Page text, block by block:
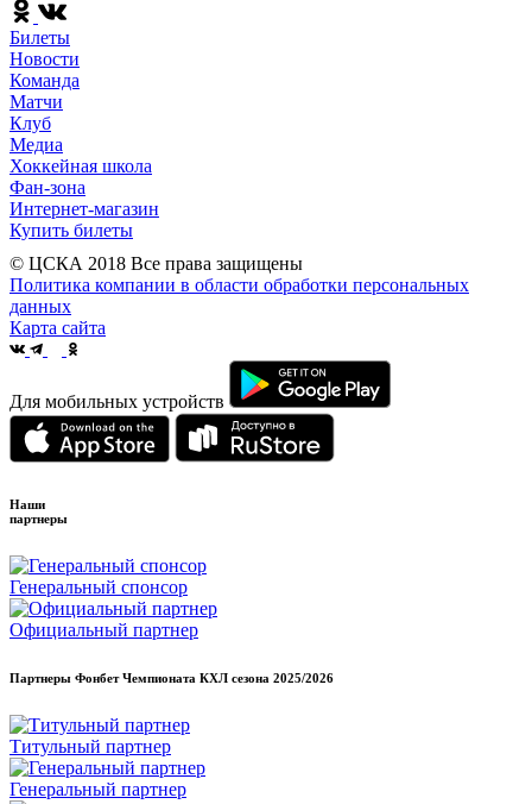
Билеты
Новости
Команда
Матчи
Клуб
Медиа
Хоккейная школа
Фан-зона
Интернет-магазин
Купить билеты
© ЦСКА 2018 Все права защищены
Политика компании в области обработки персональных
данных
Карта сайта
Для мобильных устройств
Наши
партнеры
Генеральный спонсор
Официальный партнер
Партнеры Фонбет Чемпионата КХЛ сезона 2025/2026
Титульный партнер
Генеральный партнер